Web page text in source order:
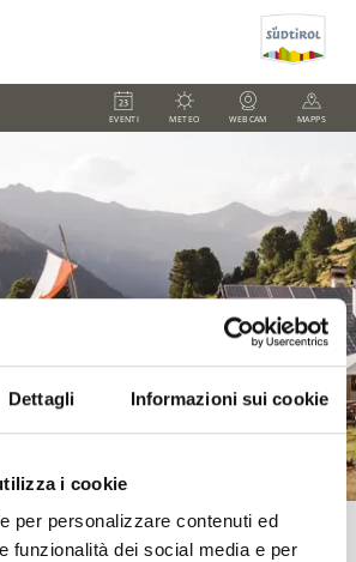
Dettagli Informazioni sui cookie
i cookie
per personalizzare contenuti ed
funzionalità dei social media e per
EVENTI METEO WEBCAM MAPPS